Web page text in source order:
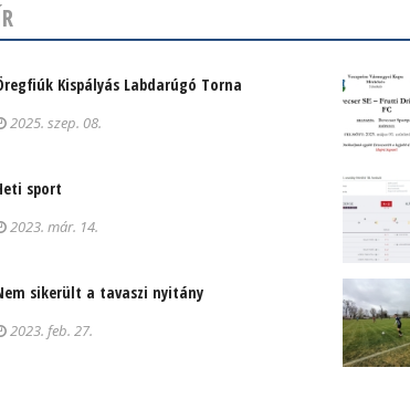
Kispályás Labdarúgó Torna
2025. szep. 08.
sport
2023. már. 14.
sikerült a tavaszi nyitány
2023. feb. 27.